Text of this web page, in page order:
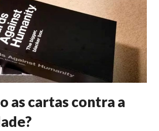
as cartas contra a